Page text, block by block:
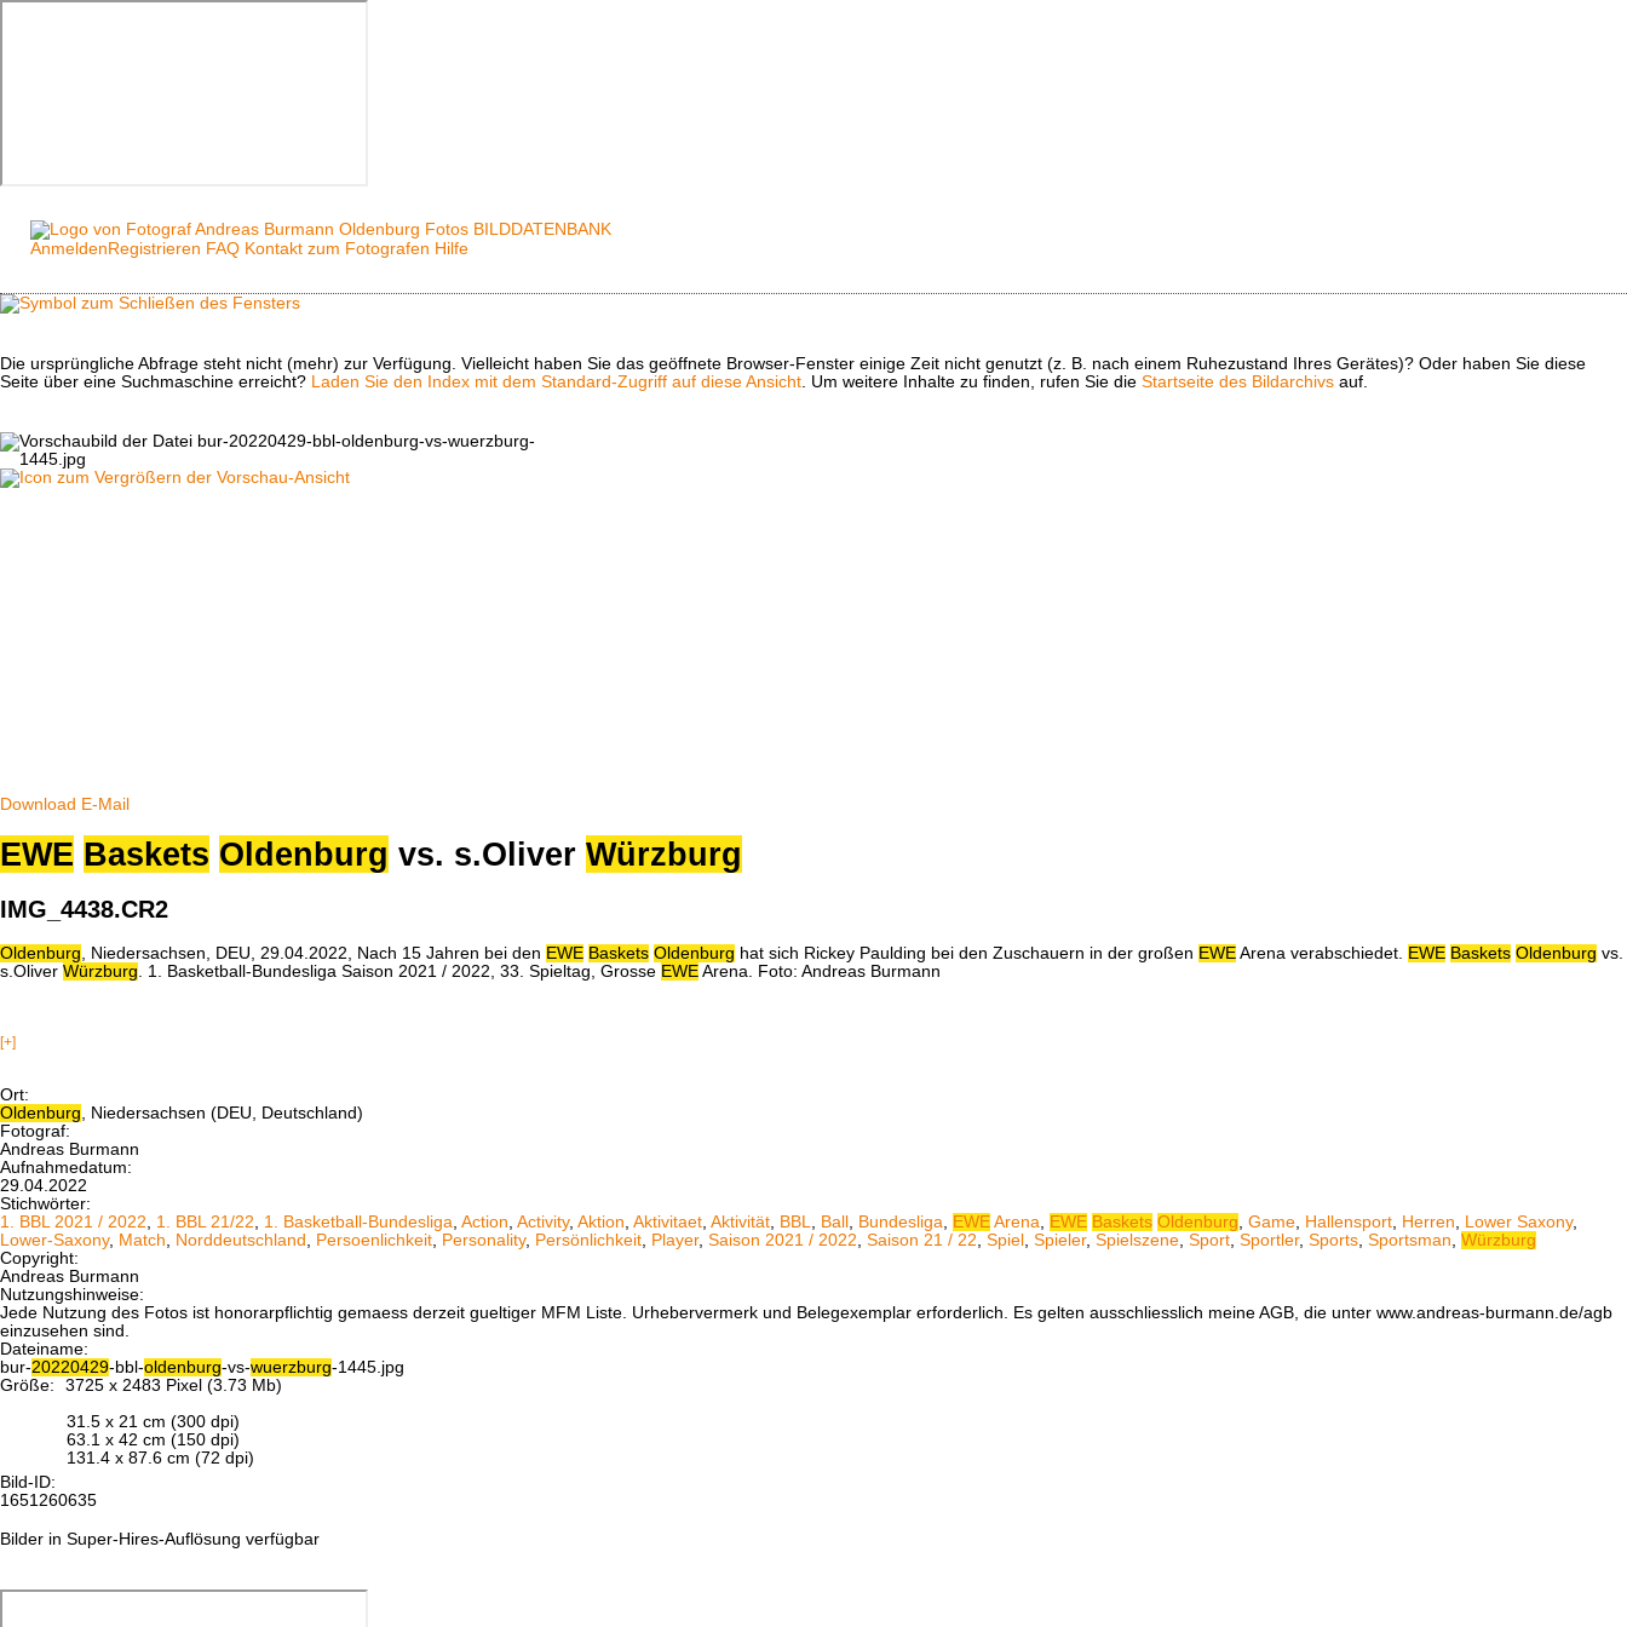
Anmelden Registrieren FAQ Kontakt zum Fotografen Hilfe
Die ursprüngliche Abfrage steht nicht (mehr) zur Verfügung. Vielleicht haben Sie das geöffnete Browser-Fenster einige Zeit nicht genutzt (z. B. nach einem Ruhezustand Ihres Gerätes)? Oder haben Sie diese
Seite über eine Suchmaschine erreicht? Laden Sie den Index mit dem Standard-Zugriff auf diese Ansicht. Um weitere Inhalte zu finden, rufen Sie die Startseite des Bildarchivs auf.
Download E-Mail
EWE Baskets Oldenburg vs. s.Oliver Würzburg
IMG_4438.CR2
Oldenburg, Niedersachsen, DEU, 29.04.2022, Nach 15 Jahren bei den EWE Baskets Oldenburg hat sich Rickey Paulding bei den Zuschauern in der großen EWE Arena verabschiedet. EWE Baskets Oldenburg vs.
s.Oliver Würzburg. 1. Basketball-Bundesliga Saison 2021 / 2022, 33. Spieltag, Grosse EWE Arena. Foto: Andreas Burmann
[+]
Ort:
Oldenburg , Niedersachsen (DEU, Deutschland)
Fotograf:
Andreas Burmann
Aufnahmedatum:
29.04.2022
Stichwörter:
1. BBL 2021 / 2022
1. BBL 21/22 1. Basketball-Bundesliga Action Activity, Aktion Aktivitaet Aktivität BBL Ball Bundesliga EWE Arena EWE Baskets Oldenburg Game Hallensport Herren Lower Saxony,
Lower-Saxony, Match Norddeutschland Persoenlichkeit Personality, Persönlichkeit Player, Saison 2021 / 2022 Saison 21 / 22 Spiel Spieler, Spielszene Sport Sportler, Sports Sportsman Würzburg
Copyright:
Andreas Burmann
Nutzungshinweise:
Jede Nutzung des Fotos ist honorarpflichtig gemaess derzeit gueltiger MFM Liste. Urhebervermerk und Belegexemplar erforderlich. Es gelten ausschliesslich meine AGB, die unter www.andreas-burmann.de/agb
einzusehen sind.
Dateiname:
bur-20220429-bbl-oldenburg-vs-wuerzburg-1445.jpg
Größe:
3725 x 2483 Pixel (3.73 Mb)
31.5 x 21 cm (300 dpi)
63.1 x 42 cm (150 dpi)
131.4 x 87.6 cm (72 dpi)
Bild-ID:
1651260635
Bilder in Super-Hires-Auflösung verfügbar